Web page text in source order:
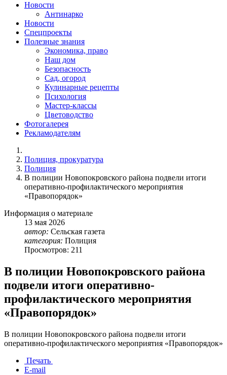
Новости
Антинарко
Новости
Спецпроекты
Полезные знания
Экономика, право
Наш дом
Безопасность
Сад, огород
Кулинарные рецепты
Психология
Мастер-классы
Цветоводство
Фотогалерея
Рекламодателям
Полиция, прокуратура
Полиция
В полиции Новопокровского района подвели итоги
оперативно-профилактического мероприятия
«Правопорядок»
Информация о материале
13 мая 2026
автор: Сельская газета
категория: Полиция
Просмотров: 211
В полиции Новопокровского района
подвели итоги оперативно-
профилактического мероприятия
«Правопорядок»
В полиции Новопокровского района подвели итоги
оперативно-профилактического мероприятия «Правопорядок»
Печать
E-mail